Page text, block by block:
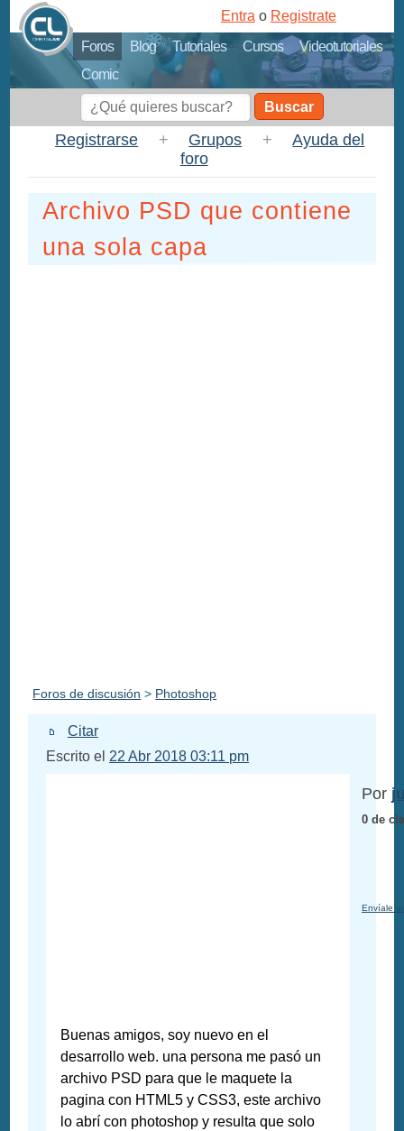
Foros Blog Tutoriales Cursos
Videotutoriales
Comic
Entra o Registrate
Buscar
Registrarse + Grupos +
Ayuda del
foro
Archivo PSD que contiene
una sola capa
Foros de discusión > Photoshop
Citar
Escrito el 22 Abr 2018 03:11 pm
Buenas amigos, soy nuevo en el
desarrollo web. una persona me pasó un
archivo PSD para que le maquete la
pagina con HTML5 y CSS3, este archivo
lo abrí con photoshop y resulta que solo
Por
0 de
Envíale